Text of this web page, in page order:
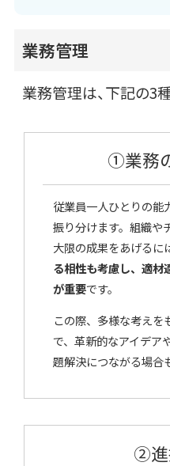
業務管理
業務管理は、下記の3
①業務
従業員一人ひとりの能
振り分けます。組織や
大限の成果をあげるに
る相性も考慮し、適材
が重要です。
この際、多様な考えを
で、革新的なアイデア
題解決につながる場合
②進